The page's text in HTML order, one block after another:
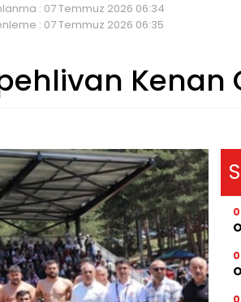
: 07 Temmuz 2026 06:34
: 07 Temmuz 2026 06:35
Kenan